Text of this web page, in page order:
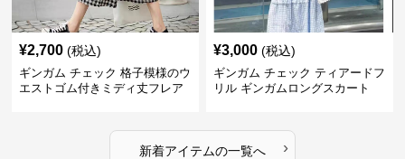
¥2,700 (税込)
ギンガム チェック 格子模様のウ
エストゴム付きミディ丈フレア
¥3,000 (税込)
ギンガム チェック ティアードフ
リル ギンガムロングスカート
新着アイテムの一覧へ ›